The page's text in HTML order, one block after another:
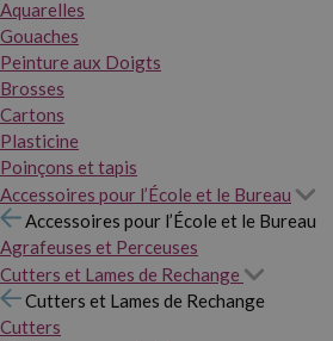
Aquarelles
Gouaches
Peinture aux Doigts
Brosses
Cartons
Plasticine
Poinçons et tapis
Accessoires pour l’École et le Bureau
Accessoires pour l’École et le Bureau
Agrafeuses et Perceuses
Cutters et Lames de Rechange
Cutters et Lames de Rechange
Cutters